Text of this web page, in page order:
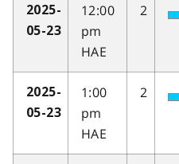
2025-
05-23
12:00
pm
HAE
2
2025-
05-23
1:00
pm
HAE
2